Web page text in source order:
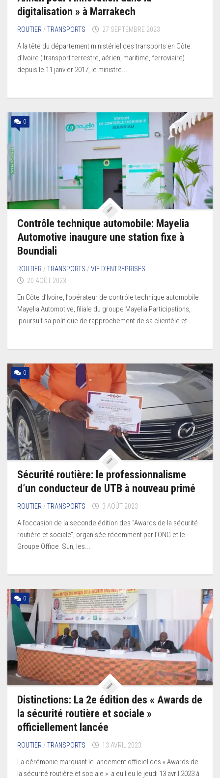
digitalisation » à Marrakech
ROUTIER /TRANSPORTS 27 SEPTEMBRE 2023
A la tête du département ministériel des transports en Côte
d’Ivoire ( transport terrestre, aérien, maritime, ferroviaire)
depuis le 11 janvier 2017, le ministre...
0
Contrôle technique automobile: Mayelia
Automotive inaugure une station fixe à
Boundiali
ROUTIER /TRANSPORTS /VIE D’ENTREPRISES
20 AOÛT 2023
En Côte d’Ivoire, l’opérateur de contrôle technique automobile
Mayelia Automotive, filiale du groupe Mayelia Participations,
poursuit sa politique de rapprochement de sa clientèle et...
0
Sécurité routière: le professionnalisme
d’un conducteur de UTB à nouveau primé
ROUTIER /TRANSPORTS 3 AOÛT 2023
A l’occasion de la seconde édition des ‘’Awards de la sécurité
routière et sociale’’, organisée récemment par l’ONG et le
Groupe Office Sun, les...
0
Distinctions: La 2e édition des « Awards de
la sécurité routière et sociale »
officiellement lancée
ROUTIER /TRANSPORTS 13 AVRIL 2023
La cérémonie marquant le lancement officiel des « Awards de
la sécurité routière et sociale » a eu lieu le jeudi 13 avril 2023 à